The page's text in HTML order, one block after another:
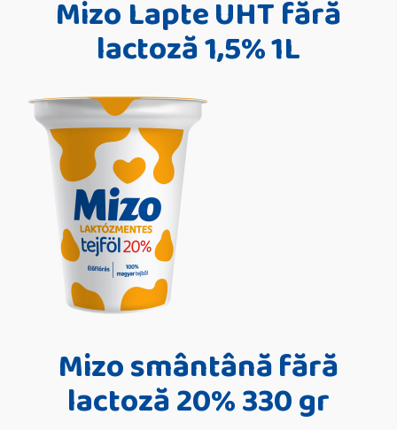
Mizo Lapte UHT fără
lactoză 1,5% 1L
Mizo smântână fără
lactoză 20% 330 gr